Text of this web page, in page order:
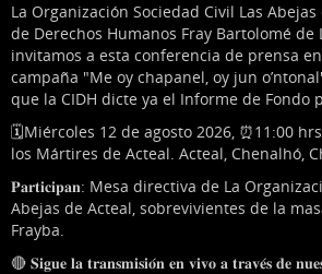
La Organización Sociedad Civil Las
de Derechos Humanos Fray Bartolomé de
invitamos a esta conferencia de prensa
campaña "Me oy chapanel, oy jun
que la CIDH dicte ya el Informe de Fondo
🗓️Miércoles 12 de agosto 2026, ⏰11:00
los Mártires de Acteal. Acteal, Chenalhó,
𝐏𝐚𝐫𝐭𝐢𝐜𝐢𝐩𝐚𝐧: Mesa directiva de La
Abejas de Acteal, sobrevivientes de la
Frayba.
🔴 𝐒𝐢𝐠𝐮𝐞 𝐥𝐚 𝐭𝐫𝐚𝐧𝐬𝐦𝐢𝐬𝐢𝐨́𝐧 𝐞𝐧 𝐯𝐢𝐯𝐨 𝐚 𝐭𝐫𝐚𝐯𝐞́𝐬 𝐝𝐞